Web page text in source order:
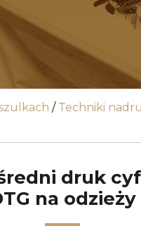
/ Techniki
druk
na odzieży